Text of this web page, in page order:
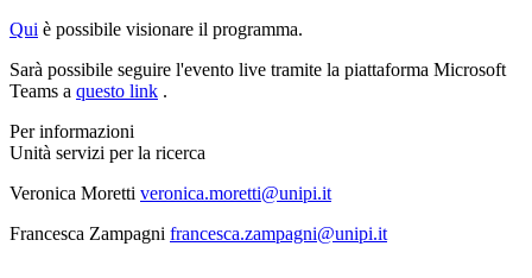
Qui è possibile visionare il programma.
Sarà possibile seguire l'evento live tramite la piattaforma Microsoft
Teams a questo link .
Per informazioni
Unità servizi per la ricerca
Veronica Moretti veronica.moretti@unipi.it
Francesca Zampagni francesca.zampagni@unipi.it